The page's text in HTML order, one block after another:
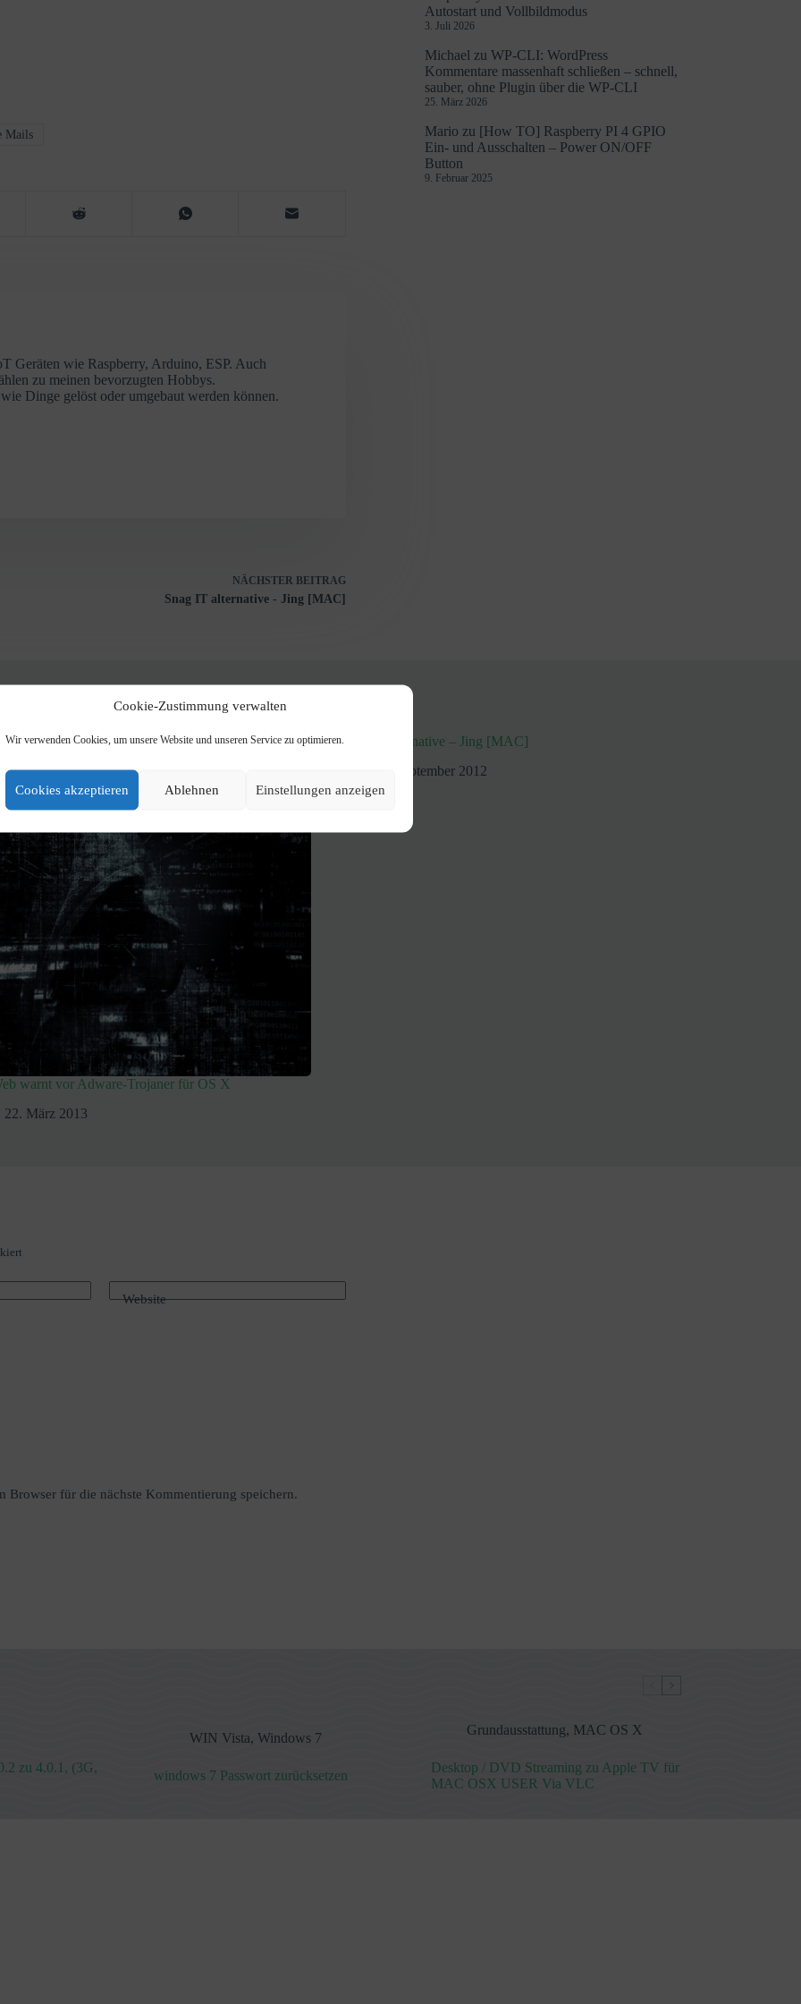
Cookie-Zustimmung verwalten
Wir verwenden Cookies, um unsere Website und unseren Service zu optimieren.
Cookies akzeptieren Ablehnen Einstellungen anzeigen
Mails
Geräten wie Raspberry, Arduino, ESP. Auch
zu meinen bevorzugten Hobbys.
Dinge gelöst oder umgebaut werden können.
NÄCHSTER BEITRAG
Snag IT alternative - Jing [MAC]
Autostart und Vollbildmodus
3. Juli 2026
Michael zuWP-CLI: WordPress
Kommentare massenhaft schließen – schnell,
sauber, ohne Plugin über die WP-CLI
25. März 2026
Mario zu [How TO] Raspberry PI 4 GPIO
Ein- und Ausschalten – Power ON/OFF
Button
9. Februar 2025
warnt vor Adware-Trojaner für OS X
22. März 2013
Snag IT alternative – Jing [MAC]
19. September 2012
Website
Browser für die nächste Kommentierung speichern.
zu 4.0.1, (3G,
WIN Vista, Windows 7
windows 7 Passwort zurücksetzen
Grundausstattung, MAC OS X
Desktop / DVD Streaming zu Apple TV für
MAC OSX USER Via VLC